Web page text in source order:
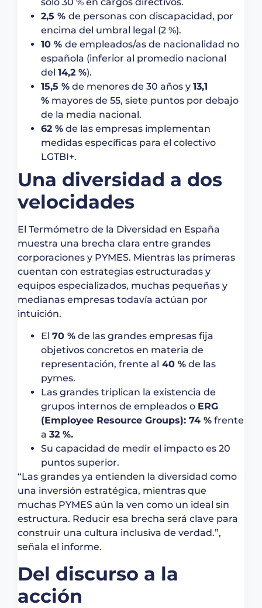
2,5 % de personas con discapacidad, por
encima del umbral legal (2 %).
10 % de empleados/as de nacionalidad no
española (inferior al promedio nacional
del 14,2 %).
15,5 % de menores de 30 años y 13,1
% mayores de 55, siete puntos por debajo
de la media nacional.
62 % de las empresas implementan
medidas específicas para el colectivo
LGTBI+.
Una diversidad a dos
velocidades
El Termómetro de la Diversidad en España
muestra una brecha clara entre grandes
corporaciones y PYMES. Mientras las primeras
cuentan con estrategias estructuradas y
equipos especializados, muchas pequeñas y
medianas empresas todavía actúan por
intuición.
El 70 % de las grandes empresas fija
objetivos concretos en materia de
representación, frente al 40 % de las
pymes.
Las grandes triplican la existencia de
grupos internos de empleados o ERG
(Employee Resource Groups): 74 % frente
a 32 %.
Su capacidad de medir el impacto es 20
puntos superior.
“Las grandes ya entienden la diversidad como
una inversión estratégica, mientras que
muchas PYMES aún la ven como un ideal sin
estructura. Reducir esa brecha será clave para
construir una cultura inclusiva de verdad.”,
señala el informe.
Del discurso a la
acción